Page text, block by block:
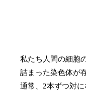
私たち人間の細胞
詰まった染色体が
通常、2本ずつ対